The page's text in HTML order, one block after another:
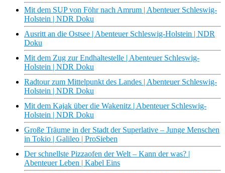
Mit dem SUP von Föhr nach Amrum | Abenteuer Schleswig-
Holstein | NDR Doku
Ausritt an die Ostsee | Abenteuer Schleswig-Holstein | NDR
Doku
Mit dem Zug zur Endhaltestelle | Abenteuer Schleswig-
Holstein | NDR Doku
Radtour zum Mittelpunkt des Landes | Abenteuer Schleswig-
Holstein | NDR Doku
Mit dem Kajak über die Wakenitz | Abenteuer Schleswig-
Holstein | NDR Doku
Große Träume in der Stadt der Superlative – Junge Menschen
in Tokio | Galileo | ProSieben
Der schnellste Pizzaofen der Welt – Kann der was? |
Abenteuer Leben | Kabel Eins